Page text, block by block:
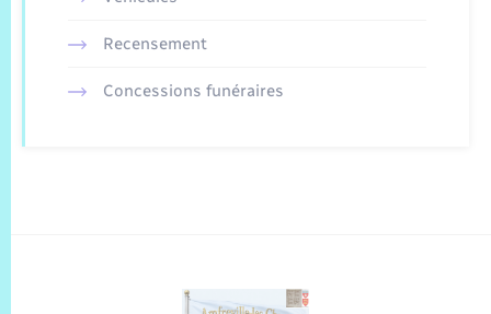
Recensement
Concessions funéraires